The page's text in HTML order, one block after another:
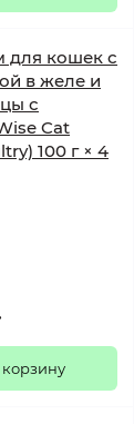
для кошек с
в желе и
с
Cat
100 г × 4